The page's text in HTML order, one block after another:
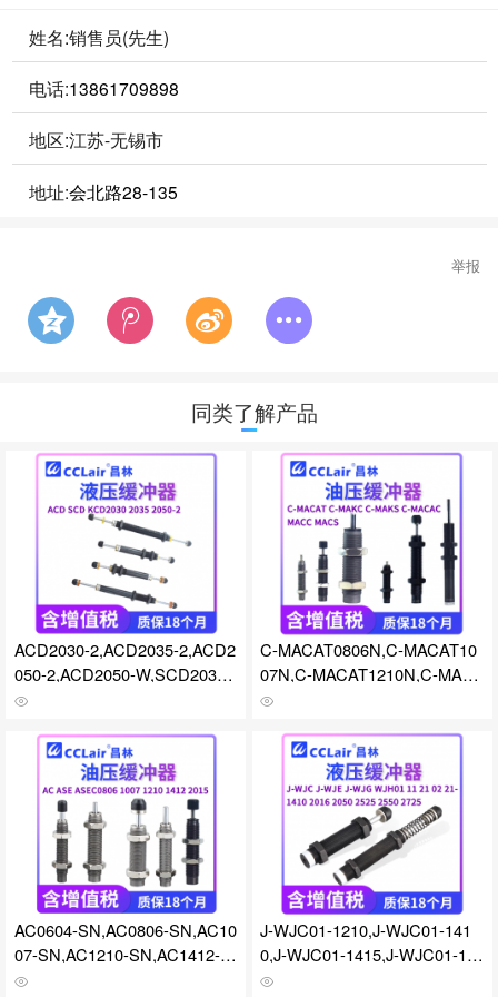
姓名:销售员(先生)
电话:13861709898
地区:江苏-无锡市
地址:会北路28-135
举报
同类了解产品
ACD2030-2,ACD2035-2,ACD2
050-2,ACD2050-W,SCD2030-
2,SCD2035-2,SCD2050-2,SC
5-2,KCD2050-2,KCD2050-W
C-MACAT0806N,C-MACAT10
07N,C-MACAT1210N,C-MACA
T1412N,C-MACAT2015N,C-M
C-MACAT0806C,C-MACAT10
07C,C-MACAT1210C,C-MACA
T1412C,C-MACAT2015C,C-M
ACAT2525C,C-MACAT2725C,
C-MAKC0806,C-MAKC1005,C
-MAKC1008缓冲器
AC0604-SN,AC0806-SN,AC10
07-SN,AC1210-SN,AC1412-S
N,AC2015-SN,AC2725-SN,AC
J-WJC01-1210,J-WJC01-141
0,J-WJC01-1415,J-WJC01-14
25,J-WJC01-1612,J-WJC01-2